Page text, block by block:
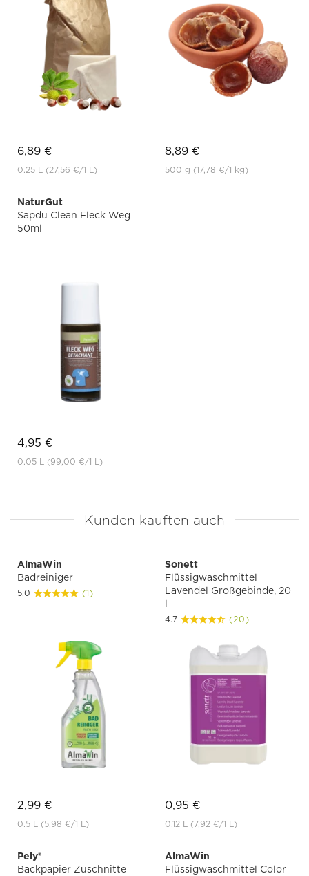
6,89 €
0.25 L (27,56 €/1 L)
8,89 €
500 g (17,78 €/1 kg)
NaturGut
Sapdu Clean Fleck Weg
50ml
4,95 €
0.05 L (99,00 €/1 L)
Kunden kauften auch
AlmaWin
Badreiniger
5.0 (1)
2,99 €
0.5 L (5,98 €/1 L)
Sonett
Flüssigwaschmittel
Lavendel Großgebinde, 20
l
4.7 (20)
0,95 €
0.12 L (7,92 €/1 L)
Pely®
Backpapier Zuschnitte
AlmaWin
Flüssigwaschmittel Color